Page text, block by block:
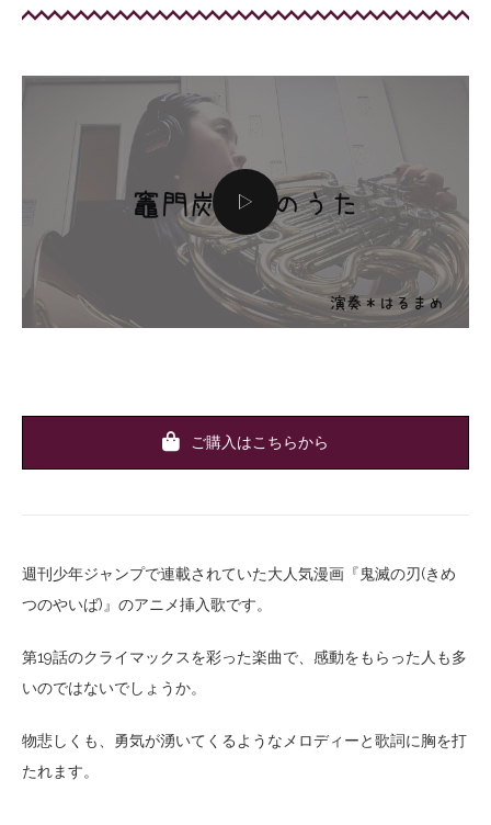
ご購入はこちらから
週刊少年ジャンプで連載されていた大人気漫画『鬼滅の刃(きめ
つのやいば)』のアニメ挿入歌です。
第19話のクライマックスを彩った楽曲で、感動をもらった人も多
いのではないでしょうか。
物悲しくも、勇気が湧いてくるようなメロディーと歌詞に胸を打
たれます。